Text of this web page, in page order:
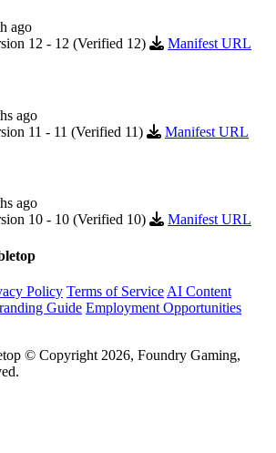
ago
12 - 12 (Verified 12)
Manifest URL
ago
11 - 11 (Verified 11)
Manifest URL
ago
10 - 10 (Verified 10)
Manifest URL
Policy Terms of Service AI Content
Guide Employment Opportunities
© Copyright 2026, Foundry Gaming,